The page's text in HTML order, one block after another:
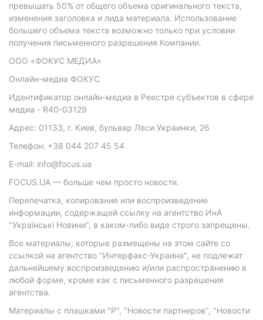
превышать 50% от общего объема оригинального текста,
изменения заголовка и лида материала. Использование
большего объема текста возможно только при условии
получения письменного разрешения Компании.
ООО «ФОКУС МЕДИА»
Онлайн-медиа ФОКУС
Идентификатор онлайн-медиа в Реестре субъектов в сфере
медиа - R40-03129
Адрес: 01133, г. Киев, бульвар Леси Украинки, 26
Телефон: +38 044 207 45 54
E-mail: info@focus.ua
FOCUS.UA — больше чем просто новости.
Перепечатка, копирование или воспроизведение
информации, содержащей ссылку на агентство ИнА
"Українські Новини", в каком-либо виде строго запрещены.
Все материалы, которые размещены на этом сайте со
ссылкой на агентство "Интерфакс-Украина", не подлежат
дальнейшему воспроизведению и/или распространению в
любой форме, кроме как с письменного разрешения
агентства.
Материалы с плашками "Р", "Новости партнеров", "Новости